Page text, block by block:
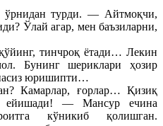
турди. — Айтмоқчи,
Ўлай агар, мен баъзиларни,
тинчроқ ётади… Лекин
Бунинг шериклари ҳозир
юришипти…
Камарлар, ғорлар… Қизиқ
ейишади! — Мансур ечина
кўникиб қолишган.